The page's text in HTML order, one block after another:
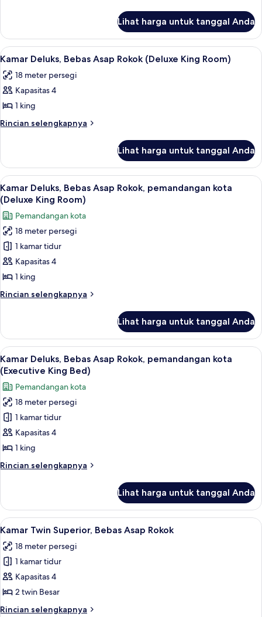
(Superior
Queen
Room)
Kamar
Double
Superior,
Asap
Rokok
Queen
Room)
Lihat harga untuk tanggal Anda
Lihat
semua
foto
untuk
Kamar
Deluks,
Rokok
(Deluxe
King
Room)
Seprai premium, setrika/meja
9
Kamar Deluks, Bebas Asap Rokok (Deluxe King Room)
18 meter persegi
Kapasitas 4
1 king
Rincian selengkapnya
Rincian
Kamar
Deluks,
Bebas
Asap
Rokok
(Deluxe
King
Room)
Lihat harga untuk tanggal Anda
Lihat
semua
foto
untuk
Kamar
Deluks,
Bebas
Asap
Rokok,
pemandangan
(Deluxe
King
Room)
Seprai premium, setrika/meja
12
Kamar Deluks, Bebas Asap Rokok, pemandangan kota
(Deluxe King Room)
Pemandangan kota
18 meter persegi
1 kamar tidur
Kapasitas 4
1 king
Rincian selengkapnya
Rincian
Kamar
Deluks,
Bebas
Asap
Rokok,
pemandangan
kota
(Deluxe
King
Room)
Lihat harga untuk tanggal Anda
Lihat
semua
foto
untuk
Kamar
Deluks,
Bebas
Asap
Rokok,
pemandangan
(Executive
King
Bed)
Seprai premium, setrika/meja
12
Kamar Deluks, Bebas Asap Rokok, pemandangan kota
(Executive King Bed)
Pemandangan kota
18 meter persegi
1 kamar tidur
Kapasitas 4
1 king
Rincian selengkapnya
Rincian
Kamar
Deluks,
Bebas
Rokok,
pemandangan
kota
(Executive
King
Lihat harga untuk tanggal Anda
Lihat
semua
foto
untuk
Kamar
Twin
Superior,
Kamar Twin Superior, Bebas Asap
9
Kamar Twin Superior, Bebas Asap Rokok
18 meter persegi
1 kamar tidur
Kapasitas 4
2 twin Besar
Rincian selengkapnya
Rincian